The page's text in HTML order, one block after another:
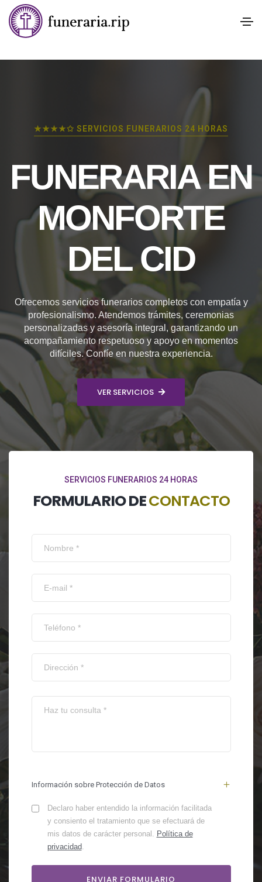
★★★★✩ SERVICIOS FUNERARIOS 24 HORAS
FUNERARIA EN
MONFORTE
DEL CID
Ofrecemos servicios funerarios completos con empatía y
profesionalismo. Atendemos trámites, ceremonias
personalizadas y asesoría integral, garantizando un
acompañamiento respetuoso y apoyo en momentos
difíciles. Confíe en nuestra experiencia.
VER SERVICIOS
SERVICIOS FUNERARIOS 24 HORAS
FORMULARIO DECONTACTO
Información sobre Protección de Datos
Declaro haber entendido la información facilitada
y consiento el tratamiento que se efectuará de
mis datos de carácter personal. Política de
privacidad.